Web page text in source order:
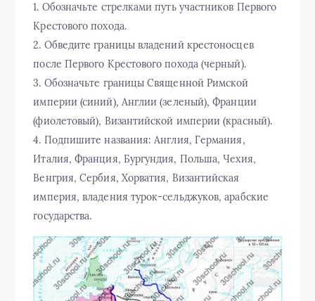
1. Обозначьте стрелками путь участников Первого
Крестового похода.
2. Обведите границы владений крестоносцев
после Первого Крестового похода (черный).
3. Обозначьте границы Священной Римской
империи (синий), Англии (зеленый), Франции
(фиолетовый), Византийской империи (красный).
4. Подпишите названия: Англия, Германия,
Италия, Франция, Бургундия, Польша, Чехия,
Венгрия, Сербия, Хорватия, Византийская
империя, владения турок-сельджуков, арабские
государства.